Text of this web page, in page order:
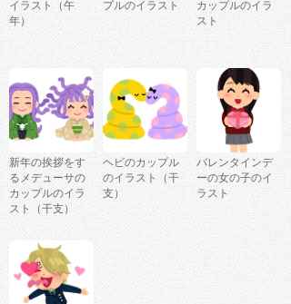
イラスト（午
年）
プルのイラスト
カップルのイラ
スト
新年の挨拶をす
るメデューサの
カップルのイラ
スト（干支）
ヘビのカップル
のイラスト（干
支）
バレンタインデ
ーの女の子のイ
ラスト